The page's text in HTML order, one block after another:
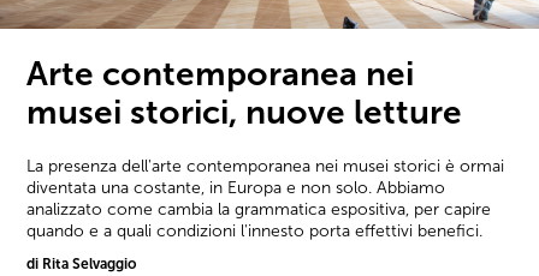
Arte contemporanea nei
musei storici, nuove letture
La presenza dell'arte contemporanea nei musei storici è ormai
diventata una costante, in Europa e non solo. Abbiamo
analizzato come cambia la grammatica espositiva, per capire
quando e a quali condizioni l'innesto porta effettivi benefici.
di Rita Selvaggio